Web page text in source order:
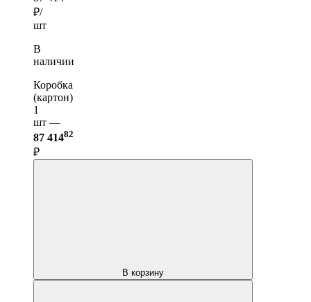
₽/
шт
В
наличии
Коробка
(картон)
1
шт —
87 41482
₽
В корзину